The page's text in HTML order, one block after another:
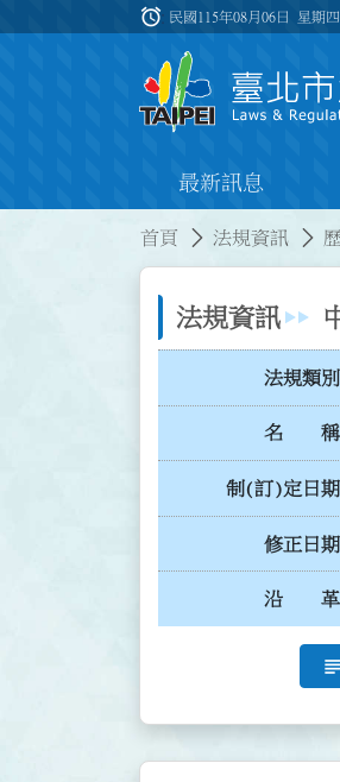
:::
alarm 民國115年08月06日 星期
最新訊息
首頁 法規資訊
法規資訊
法規類別
名 稱
制(訂)定日期
修正日期
沿 革
subject